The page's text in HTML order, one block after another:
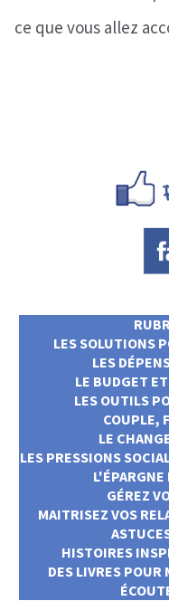
ce que vous allez
LES SOLUTIONS
LES
LE BUDGET
LES OUTILS
COUPLE,
LE
LES PRESSIONS
GÉREZ
MAITRISEZ VOS
HISTOIRES
DES LIVRES POUR